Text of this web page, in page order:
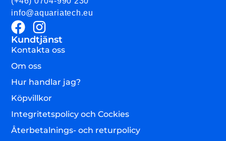
info@aquariatech.eu
Kundtjänst
Kontakta oss
Om oss
Hur handlar jag?
Köpvillkor
Integritetspolicy och Cockies
Återbetalnings- och returpolicy